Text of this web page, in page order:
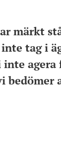
märkt
inte tag i